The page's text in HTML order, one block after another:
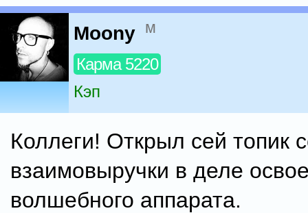
Moony м
Карма 5220
Кэп
Коллеги! Открыл сей топик
взаимовыручки в деле
волшебного аппарата.